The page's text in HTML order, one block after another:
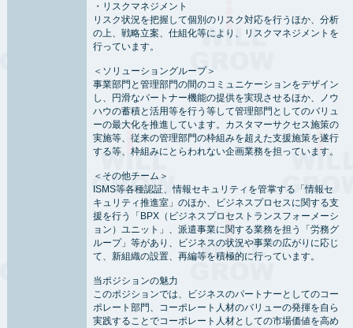
・リスクマネジメント
リスク状況を把握して個別のリスク対応を行うほか、分析
の上、戦略立案、仕組化等により、リスクマネジメントを
行っています。
＜ソリューショングループ＞
事業部門と管理部門の間のコミュニケーションをデザイン
し、円滑なパートナー機能の提供を実現させるほか、ノウ
ハウの蓄積と活用等を行う等して管理部門としてのバリュ
ーの最大化を推進しています。カスタマーサクセス施策の
実施等、従来の管理部門の枠組みを超えた支援施策を遂行
する等、枠組みにとらわれない企画業務を担っています。
＜その他チーム＞
ISMS等各種認証、情報セキュリティを管掌する「情報セ
キュリティ推進室」のほか、ビジネスプロセスに関する支
援を行う「BPX（ビジネスプロセストランスフォーメーシ
ョン）ユニット」、派遣事業に関する業務を担う「労務グ
ループ」等があり、ビジネスの状況や事業の広がりに応じ
て、新組織の設置、再編等を積極的に行っています。
当ポジションの魅力
このポジションでは、ビジネスのパートナーとしてのコー
ポレート部門、コーポレート人材のバリューの発揮を自ら
実践することでコーポレート人材としての市場価値を高め